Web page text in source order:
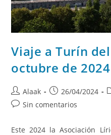
Viaje a Turín
octubre de 2024
Alaak 26/04/2024
Sin comentarios
Este 2024 la Asociación